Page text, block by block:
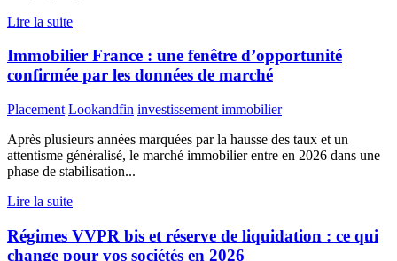
Lire la suite
Immobilier France : une fenêtre d’opportunité
confirmée par les données de marché
Placement Lookandfin investissement immobilier
Après plusieurs années marquées par la hausse des taux et un
attentisme généralisé, le marché immobilier entre en 2026 dans une
phase de stabilisation...
Lire la suite
Régimes VVPR bis et réserve de liquidation : ce qui
change pour vos sociétés en 2026